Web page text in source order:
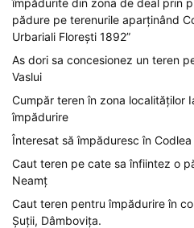
pădure pe terenurile aparținând
Urbariali Florești 1892”
As dori sa concesionez un teren
Vaslui
Cumpăr teren în zona localităților
împădurire
Înteresat să împăduresc în Codlea
Caut teren pe cate sa înfiintez o
Neamț
Caut teren pentru împădurire în
Șuții, Dâmbovița.